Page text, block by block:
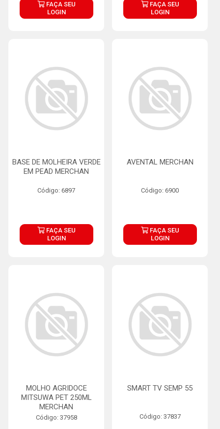
FAÇA SEU
LOGIN
FAÇA SEU
LOGIN
BASE DE MOLHEIRA VERDE
EM PEAD MERCHAN
Código: 6897
FAÇA SEU
LOGIN
AVENTAL MERCHAN
Código: 6900
FAÇA SEU
LOGIN
MOLHO AGRIDOCE
MITSUWA PET 250ML
MERCHAN
Código: 37958
SMART TV SEMP 55
Código: 37837